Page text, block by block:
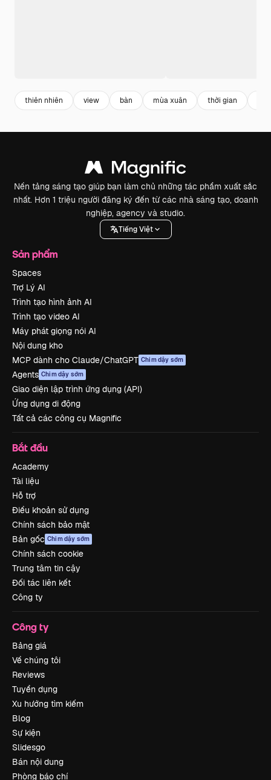
thiên nhiên view bàn mùa xuân thời gian
Nền tảng sáng tạo giúp bạn làm chủ những tác phẩm xuất sắc
nhất. Hơn 1 triệu người đăng ký đến từ các nhà sáng tạo, doanh
nghiệp, agency và studio.
Tiếng Việt
Sản phẩm
Spaces
Trợ Lý AI
Trình tạo hình ảnh AI
Trình tạo video AI
Máy phát giọng nói AI
Nội dung kho
MCP dành cho Claude/ChatGPT Chim dậy sớm
Agents Chim dậy sớm
Giao diện lập trình ứng dụng (API)
Ứng dụng di động
Tất cả các công cụ Magnific
Bắt đầu
Academy
Tài liệu
Hỗ trợ
Điều khoản sử dụng
Chính sách bảo mật
Bản gốc Chim dậy sớm
Chính sách cookie
Trung tâm tin cậy
Đối tác liên kết
Công ty
Công ty
Bảng giá
Về chúng tôi
Reviews
Tuyển dụng
Xu hướng tìm kiếm
Blog
Sự kiện
Slidesgo
Bán nội dung
Phòng báo chí